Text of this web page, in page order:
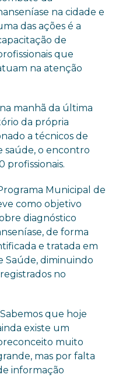
na cidade e
das ações é a
de
que
na atenção
manhã da última
da própria
a técnicos de
saúde, o encontro
profissionais.
Municipal de
como objetivo
diagnóstico
de forma
e tratada em
Saúde, diminuindo
no
que hoje
existe um
muito
mas por falta
informação